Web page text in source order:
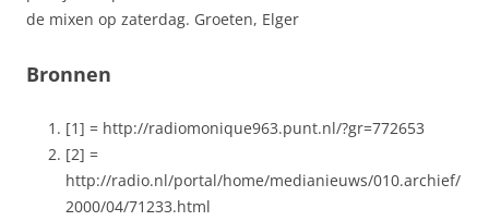
de mixen op zaterdag. Groeten, Elger
Bronnen
[1] = http://radiomonique963.punt.nl/?gr=772653
[2] =
http://radio.nl/portal/home/medianieuws/010.archief/
2000/04/71233.html